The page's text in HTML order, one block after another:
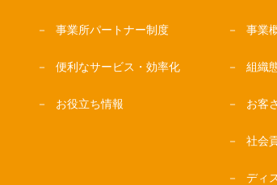
事業所パートナー制度
便利なサービス・効率化
お役立ち情報
事業
組織
お客
社会
ディ